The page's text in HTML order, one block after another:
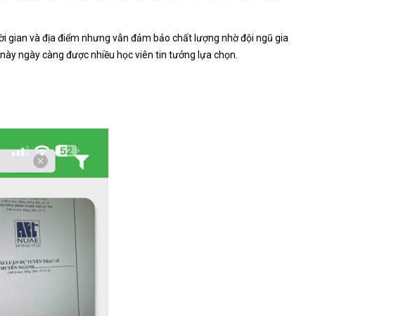
gian và địa điểm nhưng vẫn đảm bảo chất lượng nhờ đội ngũ gia
ngày càng được nhiều học viên tin tưởng lựa chọn.